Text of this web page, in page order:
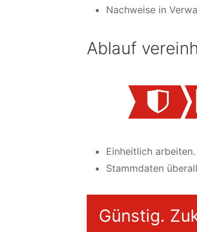
Nachweise in
Ablauf
Einheitlich
Stammdaten
Günstig.